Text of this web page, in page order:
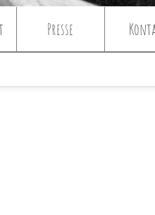
Presse